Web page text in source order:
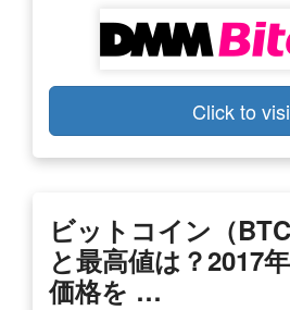
Click to
ビットコイン（
と最高値は？2017
価格を …